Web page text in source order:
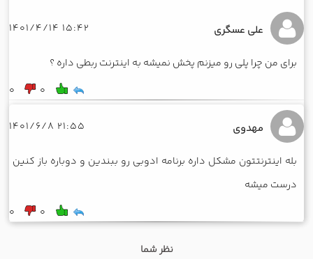
علی عسگری 15:42 1401/4/14
برای من چرا پلی رو میزنم پخش نمیشه به اینترنت ربطی داره ؟
0
0
مهدوی 21:55 1401/6/8
بله اینترنتتون مشکل داره برنامه ادوبی رو ببندین و دوباره باز کنین
درست میشه
0
0
نظر شما